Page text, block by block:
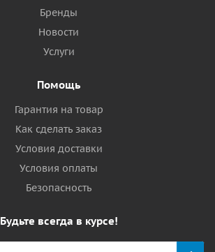
Бренды
Новости
Услуги
Помощь
Гарантия на товар
Как сделать заказ
Условия доставки
Условия оплаты
Безопасность
Будьте всегда в курсе!